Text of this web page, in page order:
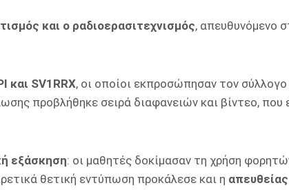
και ο ραδιοερασιτεχνισμός, απευθυνόμενο
και SV1RRX, οι οποίοι εκπροσώπησαν τον
προβλήθηκε σειρά διαφανειών και βίντεο, που
εξάσκηση: οι μαθητές δοκίμασαν τη χρήση
θετική εντύπωση προκάλεσε και η